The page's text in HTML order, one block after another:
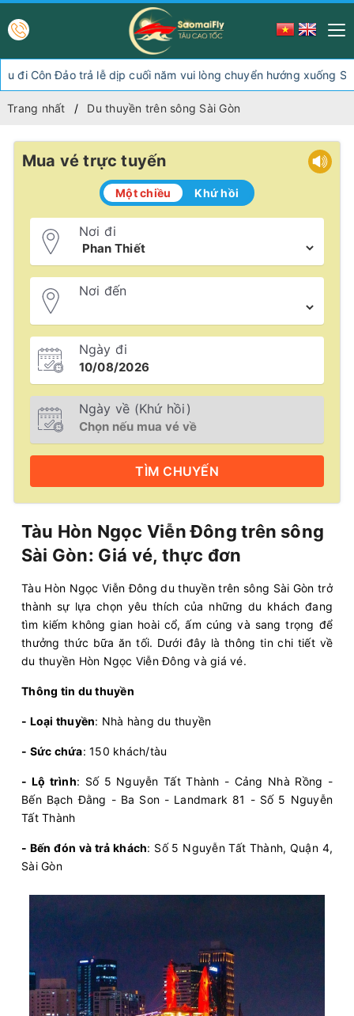
trả lễ dịp cuối năm vui lòng chuyển hướng xuống Sóc Trăng
Trang nhất Du thuyền trên sông Sài Gòn
Mua vé trực tuyến
Một chiều Khứ hồi
Nơi đi
Nơi đến
Ngày đi
Ngày về (Khứ hồi)
TÌM CHUYẾN
Tàu Hòn Ngọc Viễn Đông trên sông
Sài Gòn: Giá vé, thực đơn
Tàu Hòn Ngọc Viễn Đông du thuyền trên sông Sài Gòn trở
thành sự lựa chọn yêu thích của những du khách đang
tìm kiếm không gian hoài cổ, ấm cúng và sang trọng để
thưởng thức bữa ăn tối. Dưới đây là thông tin chi tiết về
du thuyền Hòn Ngọc Viễn Đông và giá vé.
Thông tin du thuyền
- Loại thuyền: Nhà hàng du thuyền
- Sức chứa: 150 khách/tàu
- Lộ trình: Số 5 Nguyễn Tất Thành - Cảng Nhà Rồng -
Bến Bạch Đằng - Ba Son - Landmark 81 - Số 5 Nguyễn
Tất Thành
- Bến đón và trả khách: Số 5 Nguyễn Tất Thành, Quận 4,
Sài Gòn